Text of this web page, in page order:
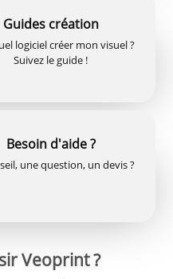
Guides création
logiciel créer mon visuel ?
Suivez le guide !
Besoin d'aide ?
une question, un devis ?
Veoprint ?